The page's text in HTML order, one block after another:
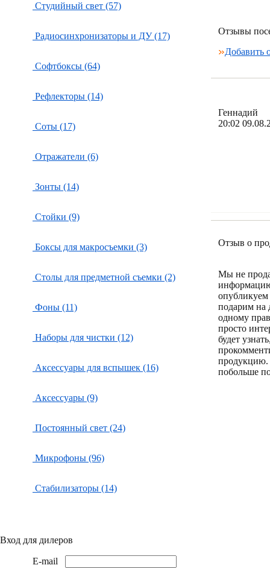
Студийный свет (57)
Радиосинхронизаторы и ДУ (17)
Софтбоксы (64)
Рефлекторы (14)
Соты (17)
Отражатели (6)
Зонты (14)
Стойки (9)
Боксы для макросъемки (3)
Столы для предметной съемки (2)
Фоны (11)
Наборы для чистки (12)
Аксессуары для вспышек (16)
Аксессуары (9)
Постоянный свет (24)
Микрофоны (96)
Стабилизаторы (14)
Вход для дилеров
E-mail
Отзывы
Добавить
Геннадий
20:02
Отзыв о
Мы не
опубликуем
подарим на
одному
просто
будет
продукцию.
побольше